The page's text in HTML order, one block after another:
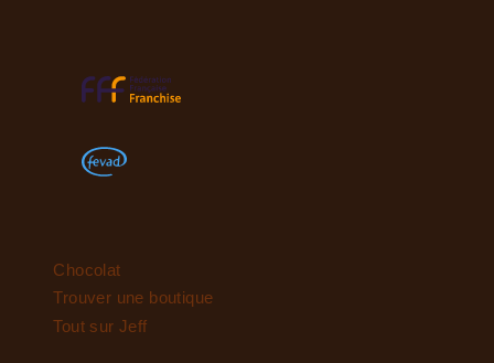
Chocolat
Trouver une boutique
Tout sur Jeff